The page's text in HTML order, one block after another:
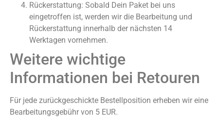
Rückerstattung: Sobald Dein Paket bei uns
eingetroffen ist, werden wir die Bearbeitung und
Rückerstattung innerhalb der nächsten 14
Werktagen vornehmen.
Weitere wichtige
Informationen bei Retouren
Für jede zurückgeschickte Bestellposition erheben wir eine
Bearbeitungsgebühr von 5 EUR.